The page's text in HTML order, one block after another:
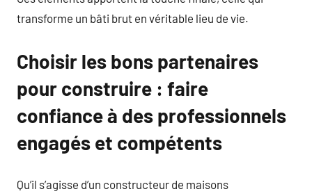
transforme un bâti brut en véritable lieu de vie.
Choisir les bons partenaires
pour construire : faire
confiance à des professionnels
engagés et compétents
Qu’il s’agisse d’un constructeur de maisons